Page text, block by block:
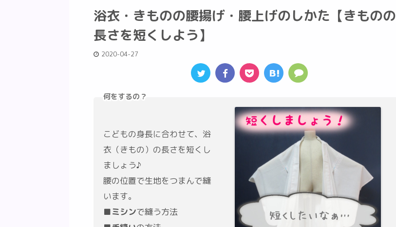
浴衣・きものの腰揚げ・腰上げのしかた【きものの
長さを短くしよう】
2020-04-27
何をするの？
こどもの身長に合わせて、浴
衣（きもの）の長さを短くし
ましょう♪
腰の位置で生地をつまんで縫
います。
■ミシンで縫う方法